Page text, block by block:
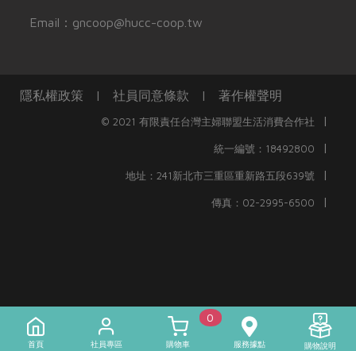
Email：gncoop@hucc-coop.tw
隱私權政策 | 社員同意條款 | 著作權聲明
© 2021 有限責任台灣主婦聯盟生活消費合作社 |
統一編號：18492800 |
地址：241新北市三重區重新路五段639號 |
傳真：02-2995-6500 |
首頁 社員專區
0
購物車 服務據點 購物說明